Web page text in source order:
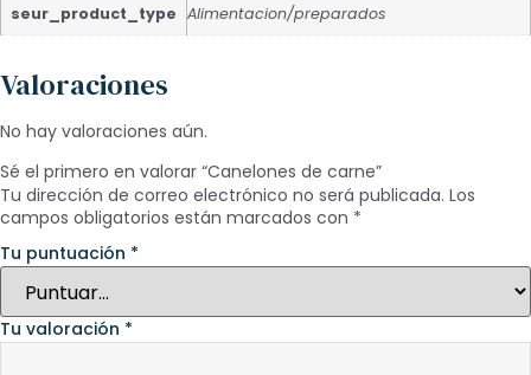
seur_product_type Alimentacion/preparados
Valoraciones
No hay valoraciones aún.
Sé el primero en valorar “Canelones de carne”
Tu dirección de correo electrónico no será publicada. Los
campos obligatorios están marcados con *
Tu puntuación *
Tu valoración *